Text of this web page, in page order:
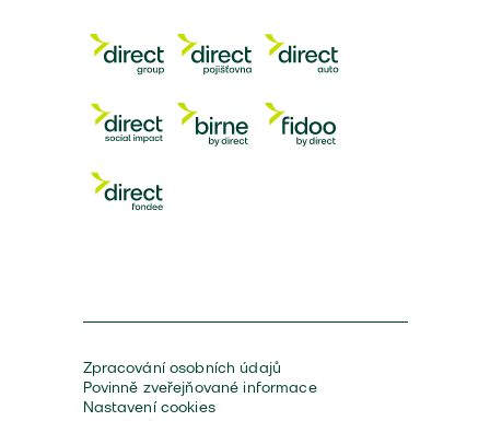
Zpracování osobních údajů
Povinně zveřejňované informace
Nastavení cookies